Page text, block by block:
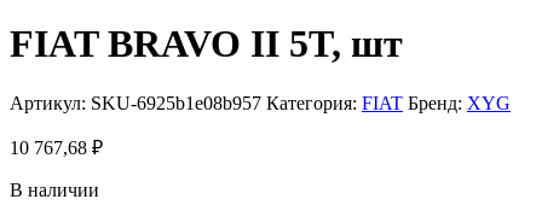
FIAT BRAVO II 5T, шт
Артикул: SKU-6925b1e08b957 Категория: FIAT Бренд: XYG
10 767,68 ₽
В наличии